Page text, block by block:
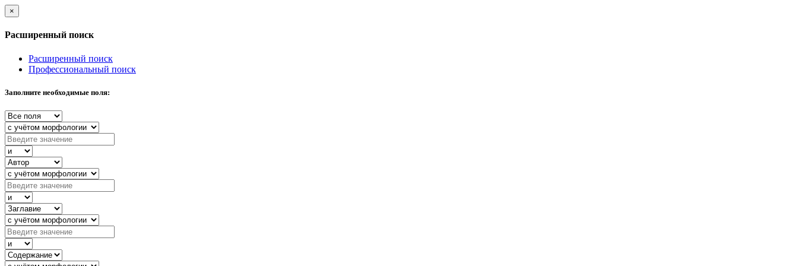
×
Расширенный поиск
Расширенный поиск
Профессиональный поиск
Заполните необходимые поля: